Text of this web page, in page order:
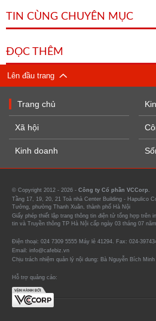
TIN CÙNG CHUYÊN MỤC
ĐỌC THÊM
Lên đầu trang
Trang chủ
Xã hội
Kinh doanh
© Copyright 2012 - 2026 - Công ty Cổ phần VCCorp.
Tầng 17, 19, 20, 21 Toà nhà Center Building - Hapulico
Tưởng, phường Thanh Xuân, thành phố Hà Nội
Giấy phép thiết lập trang thông tin điện tử tổng hợp trên
tin và Truyền thông TP Hà Nội cấp ngày 03 tháng 07
Điện thoại: 024 7309 5555 Máy lẻ 41294. Fax: 024-
Email: info@cafebiz.vn
Chịu trách nhiệm quản lý nội dung: Bà Nguyễn Bích Minh
Hỗ trợ quảng cáo: